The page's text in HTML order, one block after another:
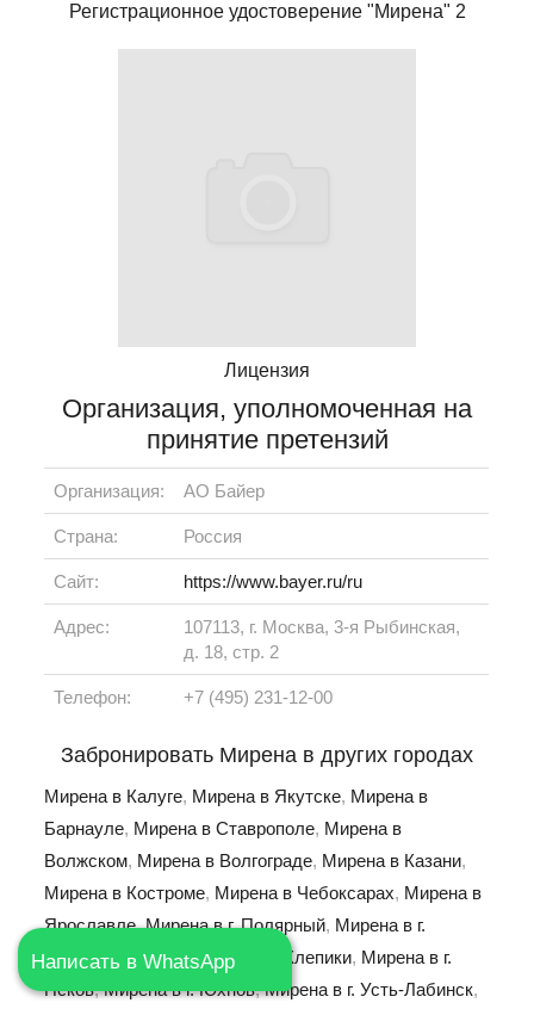
Регистрационное удостоверение "Мирена" 2
Лицензия
Организация, уполномоченная на
принятие претензий
Организация: АО Байер
Страна: Россия
Сайт: https://www.bayer.ru/ru
Адрес:
107113, г. Москва, 3-я Рыбинская,
д. 18, стр. 2
Телефон: +7 (495) 231-12-00
Забронировать Мирена в других городах
Мирена в Калуге, Мирена в Якутске, Мирена в
Барнауле, Мирена в Ставрополе, Мирена в
Волжском, Мирена в Волгограде, Мирена в Казани,
Мирена в Костроме, Мирена в Чебоксарах, Мирена в
Ярославле,Мирена в г. Полярный, Мирена в г.
Калачинск, Мирена в г. Спас-Клепики, Мирена в г.
Псков,Мирена в г. Юхнов,Мирена в г. Усть-Лабинск,
Написать в WhatsApp